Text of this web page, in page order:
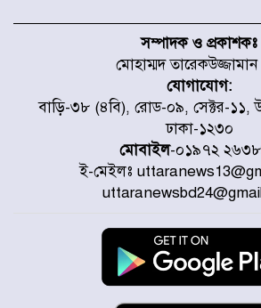
৫ আহত, চীনে
চিকিৎসা খাতে
বরাদ্দের ঘোষণা
জুলাই জাদুঘর
নেতারা
যুক্তরাষ্ট্রে দাবানল
হেলিকপ্টার
সম্পাদক ও প্রকাশকঃ
মোহাম্মদ তারেকউজ্জামান
যোগাযোগ:
বাড়ি-৩৮ (৪বি), রোড-০৯, সেক্টর-১১,
ঢাকা-১২৩০
মোবাইল-০১৯৭২
ই-মেইলঃ